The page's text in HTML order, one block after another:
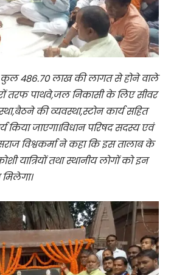
कुल 486.70 लाख की लागत से होने वाले
तरफ पाथवे,जल निकासी के लिए सीवर
की व्यवस्था,स्टोन कार्य सहित
किया जाएगा।विधान परिषद सदस्य एवं
विश्वकर्मा ने कहा कि इस तालाब के
यात्रियों तथा स्थानीय लोगों को इन